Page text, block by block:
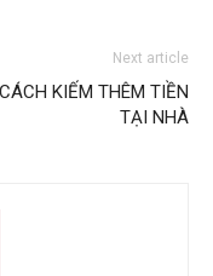
Next article
KIẾM THÊM TIỀN
TẠI NHÀ